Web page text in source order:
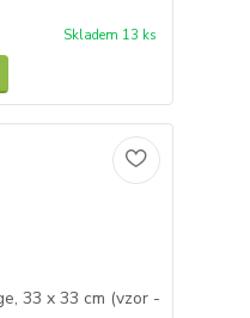
Skladem 13 ks